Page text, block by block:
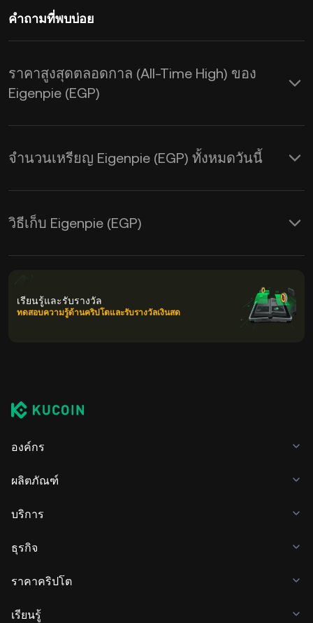
คำถามที่พบบ่อย
ราคาสูงสุดตลอดกาล (All-Time High) ของ
Eigenpie (EGP)
จำนวนเหรียญ Eigenpie (EGP) ทั้งหมดวันนี้
วิธีเก็บ Eigenpie (EGP)
เรียนรู้และรับรางวัล
ทดสอบความรู้ด้านคริปโตและรับรางวัลเงินสด
องค์กร
ผลิตภัณฑ์
บริการ
ธุรกิจ
ราคาคริปโต
เรียนรู้